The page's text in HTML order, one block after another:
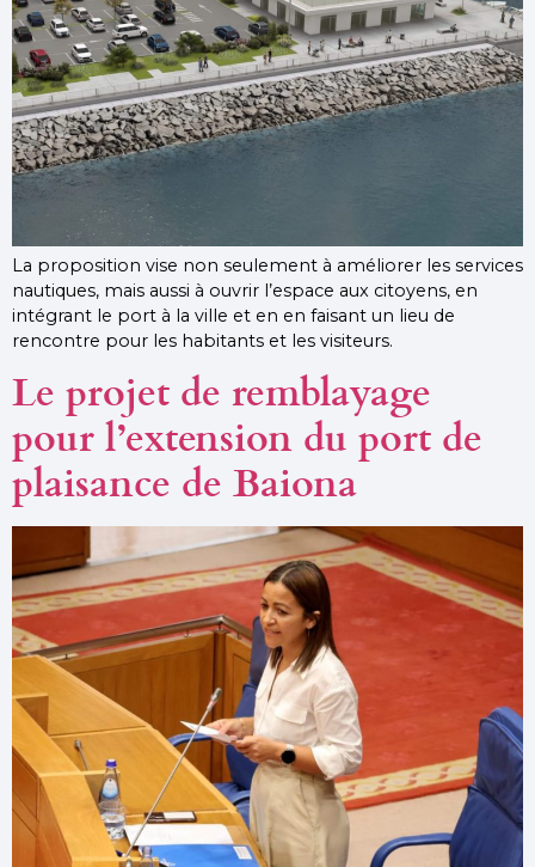
La proposition vise non seulement à améliorer les services
nautiques, mais aussi à ouvrir l’espace aux citoyens, en
intégrant le port à la ville et en en faisant un lieu de
rencontre pour les habitants et les visiteurs.
Le projet de remblayage
pour l’extension du port de
plaisance de Baiona